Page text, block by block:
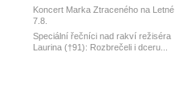
Koncert Marka Ztraceného na Letné
7.8.
Speciální řečníci nad rakví režiséra
Laurina (†91): Rozbrečeli i dceru...